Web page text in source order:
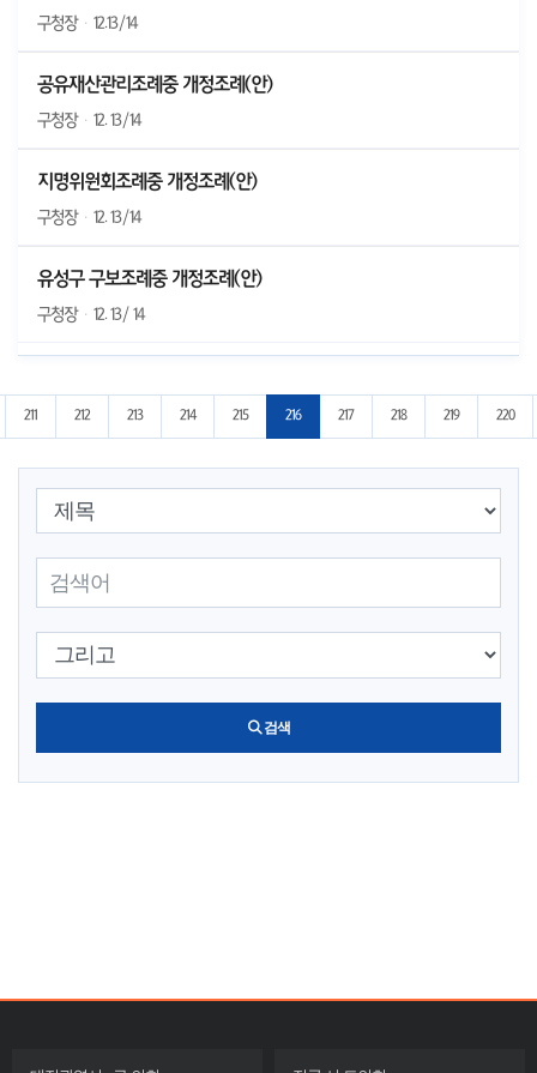
구청장 · 12.13/14
공유재산관리조례중 개정조례(안)
구청장 · 12. 13/14
지명위원회조례중 개정조례(안)
구청장 · 12. 13/14
유성구 구보조례중 개정조례(안)
구청장 · 12. 13/ 14
이동
10페이지로 이동
211 212 213 214 215 216 217 218 219 220
검색